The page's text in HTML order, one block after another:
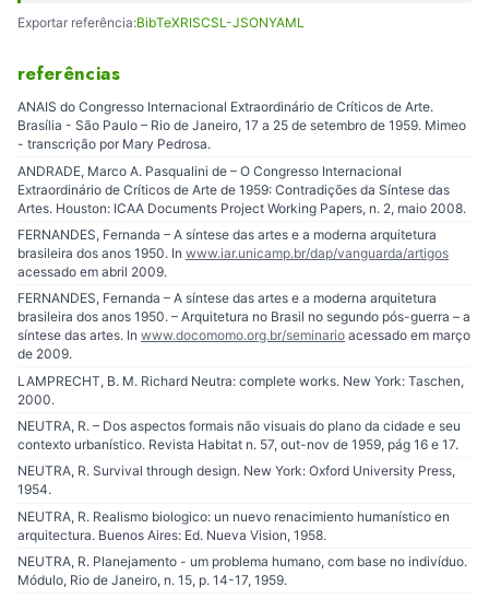
Exportar referência:BibTeXRISCSL-JSONYAML
referências
ANAIS do Congresso Internacional Extraordinário de Críticos de Arte.
Brasília - São Paulo – Rio de Janeiro, 17 a 25 de setembro de 1959. Mimeo
- transcrição por Mary Pedrosa.
ANDRADE, Marco A. Pasqualini de – O Congresso Internacional
Extraordinário de Críticos de Arte de 1959: Contradições da Síntese das
Artes. Houston: ICAA Documents Project Working Papers, n. 2, maio 2008.
FERNANDES, Fernanda – A síntese das artes e a moderna arquitetura
brasileira dos anos 1950. In www.iar.unicamp.br/dap/vanguarda/artigos
acessado em abril 2009.
FERNANDES, Fernanda – A síntese das artes e a moderna arquitetura
brasileira dos anos 1950. – Arquitetura no Brasil no segundo pós-guerra – a
síntese das artes. In www.docomomo.org.br/seminario acessado em março
de 2009.
LAMPRECHT, B. M. Richard Neutra: complete works. New York: Taschen,
2000.
NEUTRA, R. – Dos aspectos formais não visuais do plano da cidade e seu
contexto urbanístico. Revista Habitat n. 57, out-nov de 1959, pág 16 e 17.
NEUTRA, R. Survival through design. New York: Oxford University Press,
1954.
NEUTRA, R. Realismo biologico: un nuevo renacimiento humanístico en
arquitectura. Buenos Aires: Ed. Nueva Vision, 1958.
NEUTRA, R. Planejamento - um problema humano, com base no indivíduo.
Módulo, Rio de Janeiro, n. 15, p. 14-17, 1959.